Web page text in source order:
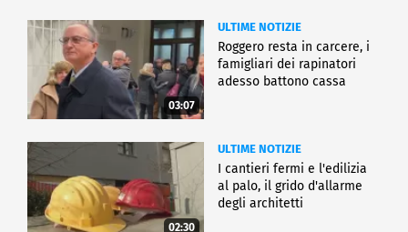
03:07
ULTIME NOTIZIE
Roggero resta in carcere, i
famigliari dei rapinatori
adesso battono cassa
02:30
ULTIME NOTIZIE
I cantieri fermi e l'edilizia
al palo, il grido d'allarme
degli architetti